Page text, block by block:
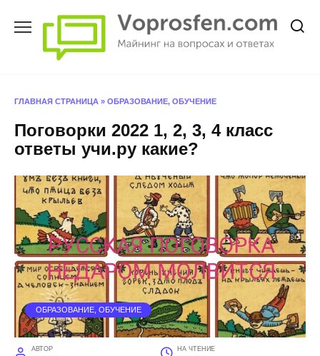
ГЛАВНАЯ СТРАНИЦА » ОБРАЗОВАНИЕ, ОБУЧЕНИЕ
Поговорки 2022 1, 2, 3, 4 класс
ответы учи.ру какие?
ОБРАЗОВАНИЕ, ОБУЧЕНИЕ
АВТОР НА ЧТЕНИЕ